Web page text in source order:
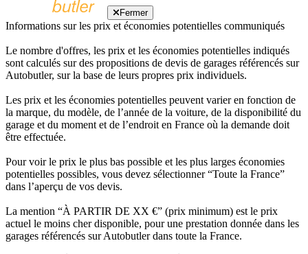
Fermer
Informations sur les prix et économies potentielles communiqués
Le nombre d'offres, les prix et les économies potentielles indiqués
sont calculés sur des propositions de devis de garages référencés sur
Autobutler, sur la base de leurs propres prix individuels.
Les prix et les économies potentielles peuvent varier en fonction de
la marque, du modèle, de l’année de la voiture, de la disponibilité du
garage et du moment et de l’endroit en France où la demande doit
être effectuée.
Pour voir le prix le plus bas possible et les plus larges économies
potentielles possibles, vous devez sélectionner “Toute la France”
dans l’aperçu de vos devis.
La mention “À PARTIR DE XX €” (prix minimum) est le prix
actuel le moins cher disponible, pour une prestation donnée dans les
garages référencés sur Autobutler dans toute la France.